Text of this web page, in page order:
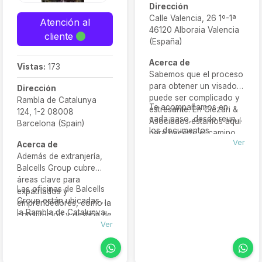
Atención al
cliente
Vistas: 173
Dirección
Rambla de Catalunya
124, 1-2 08008
Barcelona (Spain)
Acerca de
Además de extranjería,
Balcells Group cubre
áreas clave para
expatriados y
emprendedores, como la
constitución y gestión de
empresas, planificación
Las oficinas de Balcells
Group están ubicadas en
la Rambla de Catalunya
Ver
Dirección
Calle Valencia, 26 1º-1ª
46120 Alboraia Valencia
(España)
Acerca de
Sabemos que el proceso
para obtener un visado
puede ser complicado y
estresante. En Ciezari &
Asociados estamos aquí
para hacerte el camino
Te acompañamos en
cada paso, desde reunir
los documentos
Ver